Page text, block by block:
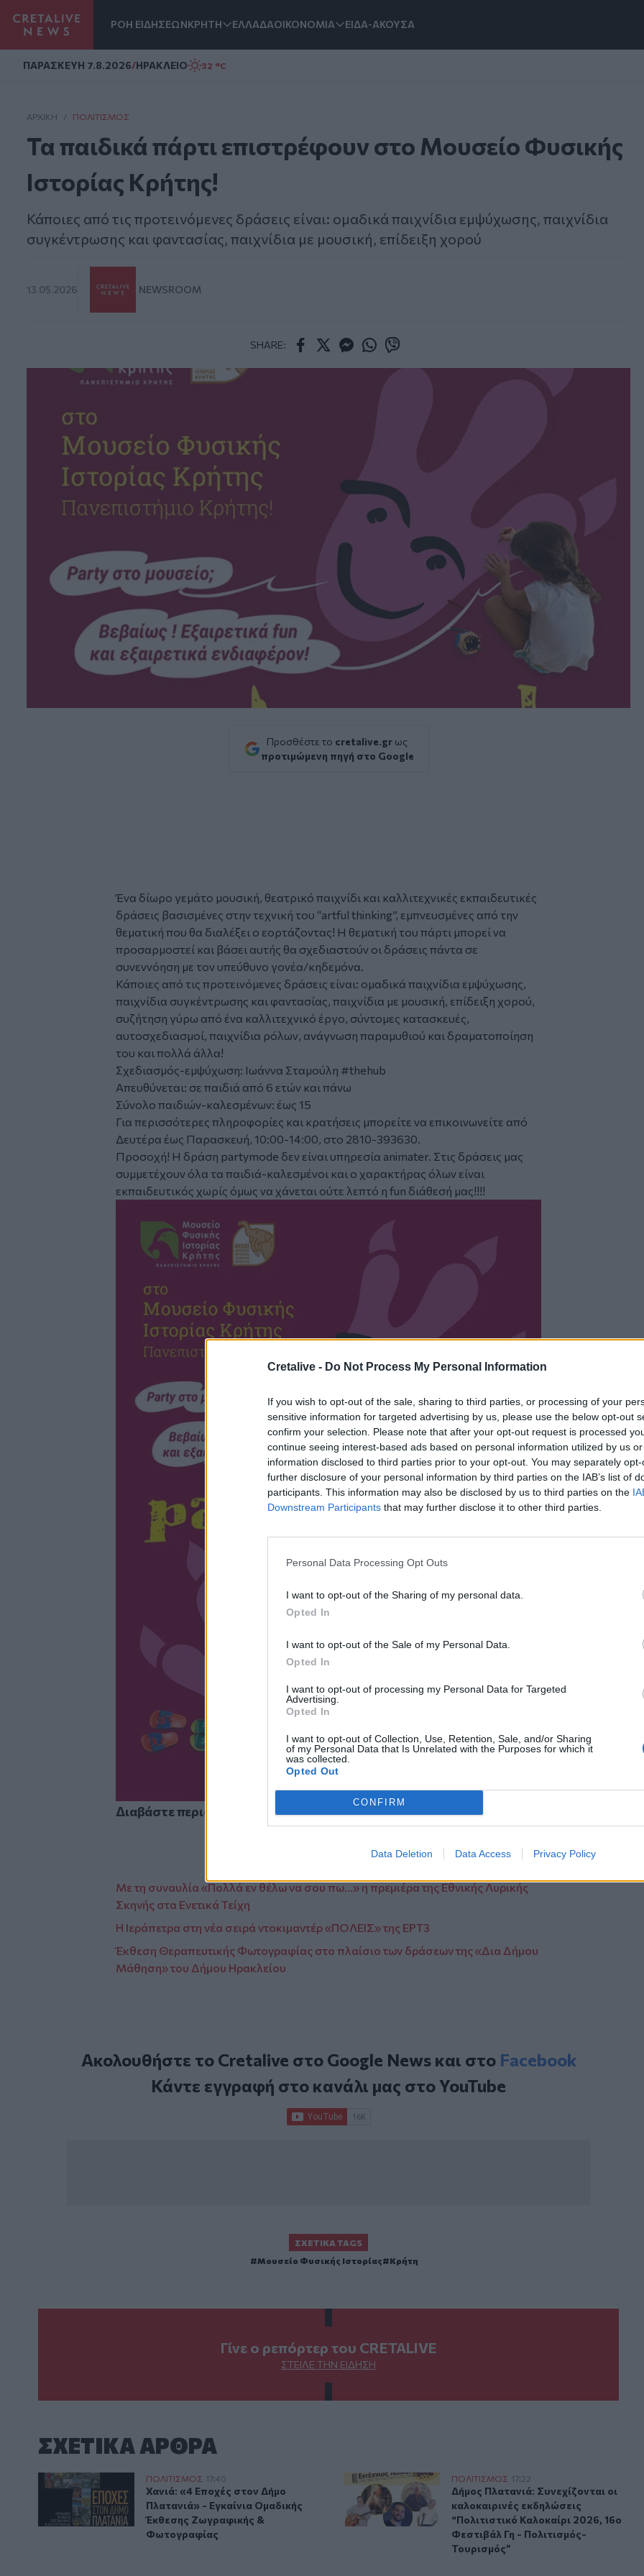
Cretalive - Do Not Process My Personal Information
If you wish to opt-out of the sale, sharing to third parties, or processing of your
sensitive information for targeted advertising by us, please use the below opt-out
confirm your selection. Please note that after your opt-out request is processed
continue seeing interest-based ads based on personal information utilized by us
information disclosed to third parties prior to your opt-out. You may separately
further disclosure of your personal information by third parties on the IAB’s list of
participants. This information may also be disclosed by us to third parties on the
Downstream Participants that may further disclose it to other third parties.
Personal Data Processing Opt Outs
I want to opt-out of the Sharing of my personal data.
Opted In
I want to opt-out of the Sale of my Personal Data.
Opted In
I want to opt-out of processing my Personal Data for Targeted
Advertising.
Opted In
I want to opt-out of Collection, Use, Retention, Sale, and/or Sharing
of my Personal Data that Is Unrelated with the Purposes for which it
was collected.
Opted Out
CONFIRM
Data Deletion Data Access Privacy Policy
ΡΟΗ ΕΙΔΗΣΕΩΝΚΡΗΤΗ ΕΛΛΑΔΑΟΙΚΟΝΟΜΙΑ ΕΙΔΑ-ΑΚΟΥΣΑ
ΠΑΡΑΣΚΕΥΗ 7.8.2026/ΗΡΑΚΛΕΙΟ 32 °C
ΑΡΧΙΚΗ / ΠΟΛΙΤΙΣΜΌΣ
Τα παιδικά πάρτι επιστρέφουν στο Μουσείο Φυσικής
Ιστορίας Κρήτης!
Κάποιες από τις προτεινόμενες δράσεις είναι: ομαδικά παιχνίδια εμψύχωσης, παιχνίδια
συγκέντρωσης και φαντασίας, παιχνίδια με μουσική, επίδειξη χορού
13.05.2026 NEWSROOM
SHARE:
Προσθέστε το cretalive.gr ως
προτιμώμενη πηγή στο Google
Ένα δίωρο γεμάτο μουσική, θεατρικό παιχνίδι και καλλιτεχνικές εκπαιδευτικές
δράσεις βασισμένες στην τεχνική του “artful thinking”, εμπνευσμένες από την
θεματική που θα διαλέξει ο εορτάζοντας! Η θεματική του πάρτι μπορεί να
προσαρμοστεί και βάσει αυτής θα σχεδιαστούν οι δράσεις πάντα σε
συνεννόηση με τον υπεύθυνο γονέα/κηδεμόνα.
Κάποιες από τις προτεινόμενες δράσεις είναι: ομαδικά παιχνίδια εμψύχωσης,
παιχνίδια συγκέντρωσης και φαντασίας, παιχνίδια με μουσική, επίδειξη χορού,
συζήτηση γύρω από ένα καλλιτεχνικό έργο, σύντομες κατασκευές,
αυτοσχεδιασμοί, παιχνίδια ρόλων, ανάγνωση παραμυθιού και δραματοποίηση
του και πολλά άλλα!
Σχεδιασμός-εμψύχωση: Ιωάννα Σταμούλη #thehub
Απευθύνεται: σε παιδιά από 6 ετών και πάνω
Σύνολο παιδιών-καλεσμένων: έως 15
Για περισσότερες πληροφορίες και κρατήσεις μπορείτε να επικοινωνείτε από
Δευτέρα έως Παρασκευή, 10:00-14:00, στο 2810-393630.
Προσοχή! Η δράση partymode δεν είναι υπηρεσία animater. Στις δράσεις μας
συμμετέχουν όλα τα παιδιά-καλεσμένοι και ο χαρακτήρας όλων είναι
εκπαιδευτικός χωρίς όμως να χάνεται ούτε λεπτό η fun διάθεσή μας!!!!
Διαβάστε περισσότερες ειδήσεις από τηνΚρήτηκαι τοΗράκλειο
Mε τη συναυλία «Πολλά εν θέλω να σου πω…» η πρεμιέρα της Εθνικής Λυρικής
Σκηνής στα Ενετικά Τείχη
H Ιεράπετρα στη νέα σειρά ντοκιμαντέρ «ΠΟΛΕΙΣ» της ΕΡΤ3
Έκθεση Θεραπευτικής Φωτογραφίας στο πλαίσιο των δράσεων της «Δια Δήμου
Μάθηση» του Δήμου Ηρακλείου
Ακολουθήστε το Cretalive στο Google Newsκαι στο Facebook
Κάντε εγγραφή στο κανάλι μας στοYouTube
ΣΧΕΤΙΚΆ TAGS
Μουσείο Φυσικής Ιστορίας
Κρήτη
Γίνε ο ρεπόρτερ του CRETALIVE
ΣΤΕΊΛΕ ΤΗΝ ΕΊΔΗΣΗ
ΣΧΕΤΙΚA AΡΘΡΑ
Χανιά: «4 Εποχές στον Δήμο Πλατανιά» - Εγκαίνια Ομαδικής Έκθεσης Ζωγραφικής & Φωτογραφίας
ΠΟΛΙΤΙΣΜΟΣ 17:40
Χανιά: «4 Εποχές στον Δήμο Πλατανιά» - Εγκαίνια Ομαδικής Έκθεσης Ζωγραφικής &
Χανιά: «4 Εποχές στον Δήμο
Πλατανιά» - Εγκαίνια Ομαδικής
Έκθεσης Ζωγραφικής &
Φωτογραφίας
Δήμος Πλατανιά: Συνεχίζονται οι καλοκαιρινές
ΠΟΛΙΤΙΣΜΟΣ 17:22
Δήμος Πλατανιά: Συνεχίζονται οι
Δήμος Πλατανιά: Συνεχίζονται οι
καλοκαιρινές εκδηλώσεις
“Πολιτιστικό Καλοκαίρι 2026, 16ο
Φεστιβάλ Γη - Πολιτισμός-
Τουρισμός”